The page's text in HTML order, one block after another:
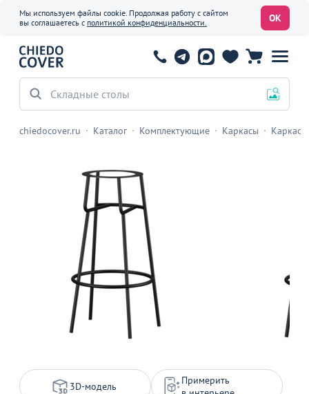
Мы используем файлы cookie. Продолжая работу с сайтом
вы соглашаетесь с политикой конфиденциальности. ОК
Складные столы
chiedocover.ru Каталог Комплектующие Каркасы Каркасы
3D-модель
Примерить